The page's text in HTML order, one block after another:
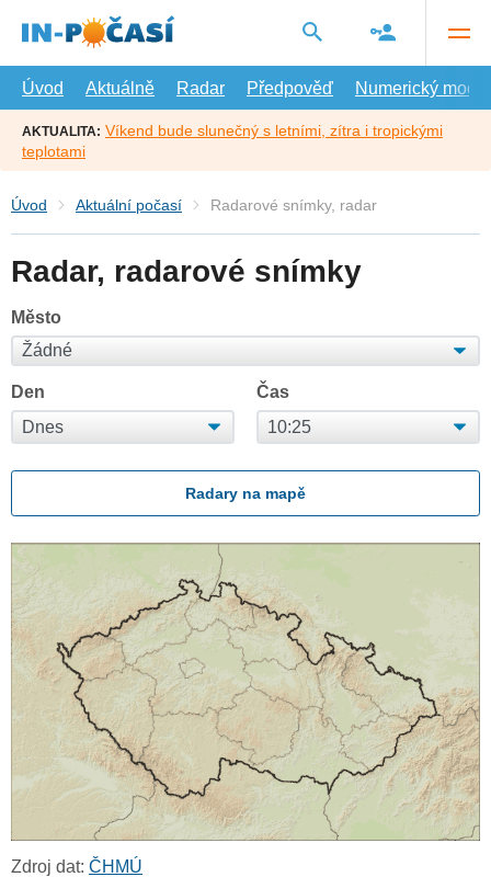
hlavní
Úvod
Aktuálně Radar Předpověď Numerický model
AKTUALITA: Víkend bude slunečný s letními, zítra i tropickými
teplotami
Úvod Aktuální počasí Radarové snímky, radar
Radar, radarové snímky
Město
Den Čas
Radary na mapě
Zdroj dat: ČHMÚ